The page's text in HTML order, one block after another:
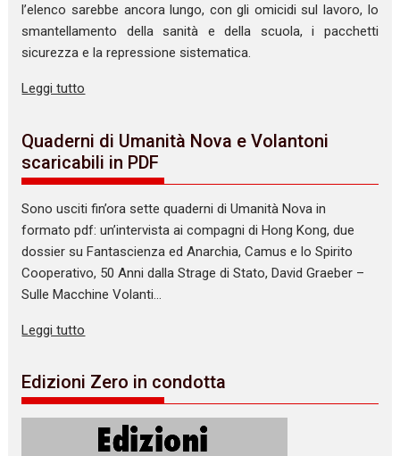
l’elenco sarebbe ancora lungo, con gli omicidi sul lavoro, lo
smantellamento della sanità e della scuola, i pacchetti
sicurezza e la repressione sistematica.
Leggi tutto
Quaderni di Umanità Nova e Volantoni
scaricabili in PDF
Sono usciti fin’ora sette quaderni di Umanità Nova in
formato pdf: un’intervista ai compagni di Hong Kong, due
dossier su Fantascienza ed Anarchia, Camus e lo Spirito
Cooperativo, 50 Anni dalla Strage di Stato, David Graeber –
Sulle Macchine Volanti…
Leggi tutto
Edizioni Zero in condotta